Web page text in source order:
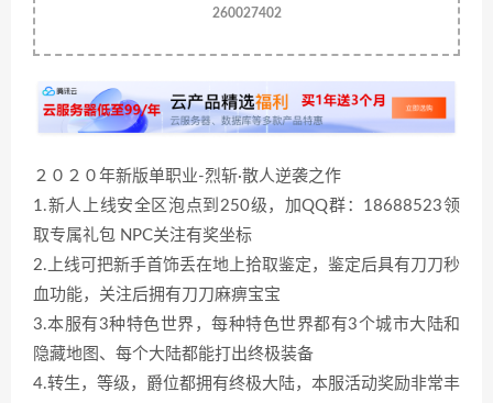
260027402
２０２０年新版单职业-烈斩·散人逆袭之作
1.新人上线安全区泡点到250级，加QQ群：18688523领
取专属礼包 NPC关注有奖坐标
2.上线可把新手首饰丢在地上拾取鉴定，鉴定后具有刀刀秒
血功能，关注后拥有刀刀麻痹宝宝
3.本服有3种特色世界，每种特色世界都有3个城市大陆和
隐藏地图、每个大陆都能打出终极装备
4.转生，等级，爵位都拥有终极大陆，本服活动奖励非常丰